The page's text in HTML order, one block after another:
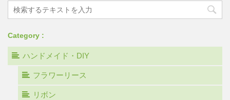
Category :
ハンドメイド・DIY
フラワーリース
リボン